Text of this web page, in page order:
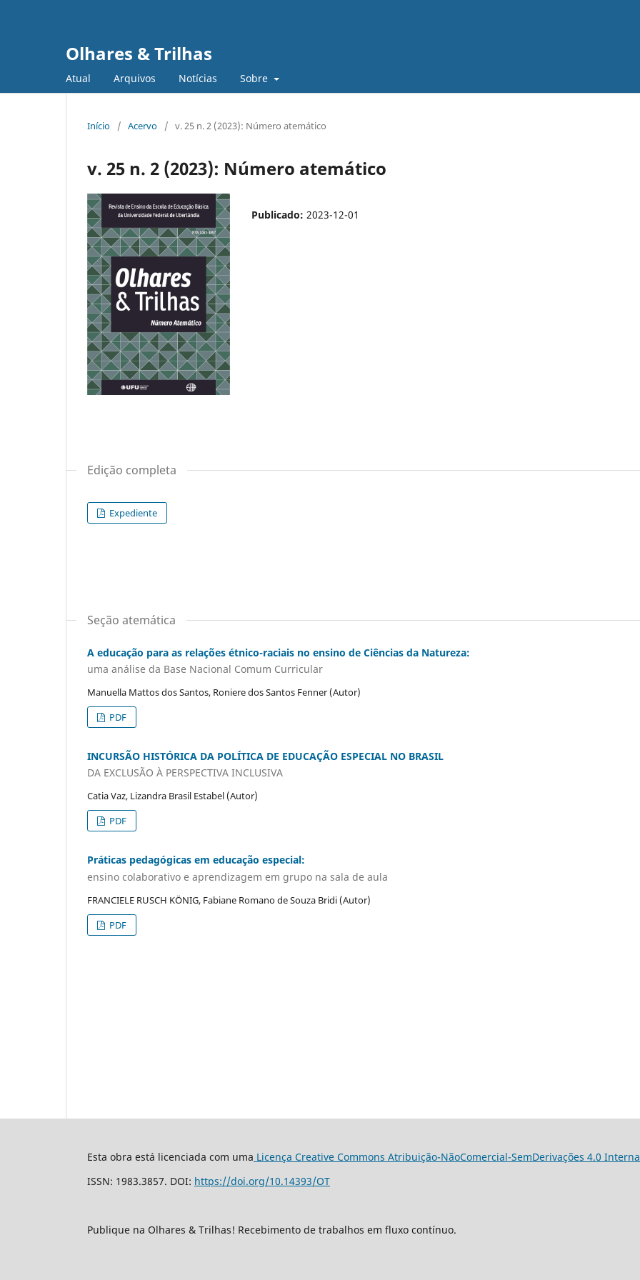
Olhares & Trilhas
Atual Arquivos Notícias Sobre
Início / Acervo / v. 25 n. 2 (2023): Número atemático
v. 25 n. 2 (2023): Número atemático
Publicado: 2023-12-01
Edição completa
Expediente
Seção atemática
A educação para as relações étnico-raciais no ensino de Ciências da Natureza:
uma análise da Base Nacional Comum Curricular
Manuella Mattos dos Santos, Roniere dos Santos Fenner (Autor)
PDF
INCURSÃO HISTÓRICA DA POLÍTICA DE EDUCAÇÃO ESPECIAL NO BRASIL
DA EXCLUSÃO À PERSPECTIVA INCLUSIVA
Catia Vaz, Lizandra Brasil Estabel (Autor)
PDF
Práticas pedagógicas em educação especial:
ensino colaborativo e aprendizagem em grupo na sala de aula
FRANCIELE RUSCH KÖNIG, Fabiane Romano de Souza Bridi (Autor)
PDF
Esta obra está licenciada com uma Licença Creative Commons Atribuição-NãoComercial-SemDerivações 4.0
ISSN: 1983.3857. DOI: https://doi.org/10.14393/OT
Publique na Olhares & Trilhas! Recebimento de trabalhos em fluxo contínuo.